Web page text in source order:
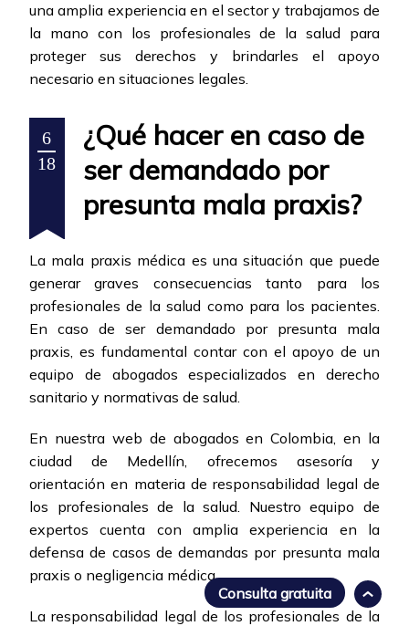
una amplia experiencia en el sector y trabajamos de
la mano con los profesionales de la salud para
proteger sus derechos y brindarles el apoyo
necesario en situaciones legales.
6
18
¿Qué hacer en caso de
ser demandado por
presunta mala praxis?
La mala praxis médica es una situación que puede
generar graves consecuencias tanto para los
profesionales de la salud como para los pacientes.
En caso de ser demandado por presunta mala
praxis, es fundamental contar con el apoyo de un
equipo de abogados especializados en derecho
sanitario y normativas de salud.
En nuestra web de abogados en Colombia, en la
ciudad de Medellín, ofrecemos asesoría y
orientación en materia de responsabilidad legal de
los profesionales de la salud. Nuestro equipo de
expertos cuenta con amplia experiencia en la
defensa de casos de demandas por presunta mala
praxis o negligencia médica.
La responsabilidad legal de los profesionales de la
Consulta gratuita